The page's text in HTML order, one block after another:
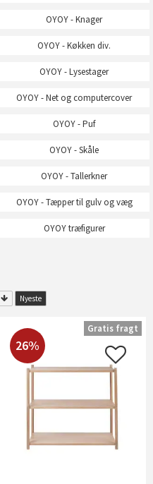
OYOY - Knager
OYOY - Køkken div.
OYOY - Lysestager
OYOY - Net og computercover
OYOY - Puf
OYOY - Skåle
OYOY - Tallerkner
OYOY - Tæpper til gulv og væg
OYOY træfigurer
Nyeste
26%
Gratis fragt